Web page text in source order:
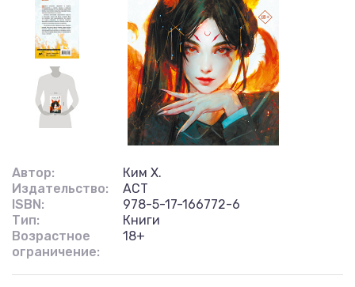
Автор:
Ким Х.
Издательство:
АСТ
ISBN:
978-5-17-166772-6
Тип:
Книги
Возрастное
ограничение:
18+